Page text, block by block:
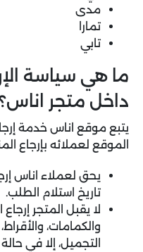
مدى
تمارا
تابي
ما هي سياسة
داخل متجر
يتبع موقع اناس خدمة
الموقع لعملائه بإرجاع
تاريخ استلام الطلب.
لا يقبل المتجر
والكمامات،
التجميل، إلا في